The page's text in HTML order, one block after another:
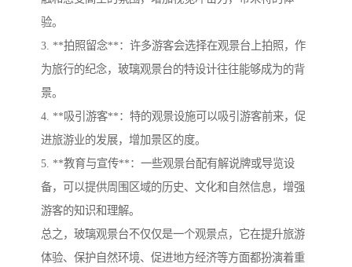
验。
3. **拍照留念**：许多游客会选择在观景台上拍照，作
为旅行的纪念，玻璃观景台的特设计往往能够成为的背
景。
4. **吸引游客**：特的观景设施可以吸引游客前来，促
进旅游业的发展，增加景区的度。
5. **教育与宣传**：一些观景台配有解说牌或导览设
备，可以提供周围区域的历史、文化和自然信息，增强
游客的知识和理解。
总之，玻璃观景台不仅仅是一个观景点，它在提升旅游
体验、保护自然环境、促进地方经济等方面都扮演着重